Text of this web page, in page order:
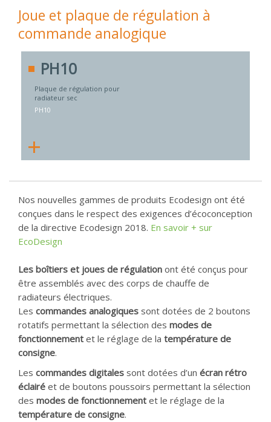
Joue et plaque de régulation à
commande analogique
PH10
Plaque de régulation pour
radiateur sec
PH10
+
Nos nouvelles gammes de produits Ecodesign ont été
conçues dans le respect des exigences d’écoconception
de la directive Ecodesign 2018. En savoir + sur
EcoDesign
Les boîtiers et joues de régulation ont été conçus pour
être assemblés avec des corps de chauffe de
radiateurs électriques.
Les commandes analogiques sont dotées de 2 boutons
rotatifs permettant la sélection des modes de
fonctionnement et le réglage de la température de
consigne.
Les commandes digitales sont dotées d’un écran rétro
éclairé et de boutons poussoirs permettant la sélection
des modes de fonctionnement et le réglage de la
température de consigne.